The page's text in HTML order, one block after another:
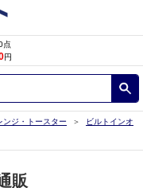
点
円
ンジ・トースター
ビルトインオ
販